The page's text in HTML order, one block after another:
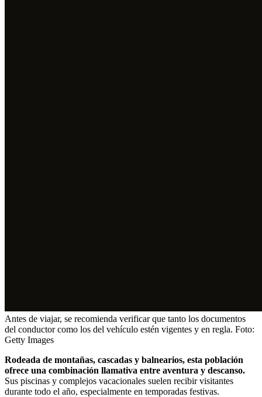
Antes de viajar, se recomienda verificar que tanto los documentos
del conductor como los del vehículo estén vigentes y en regla. Foto:
Getty Images
Rodeada de montañas, cascadas y balnearios, esta población
ofrece una combinación llamativa entre aventura y descanso.
Sus piscinas y complejos vacacionales suelen recibir visitantes
durante todo el año, especialmente en temporadas festivas.